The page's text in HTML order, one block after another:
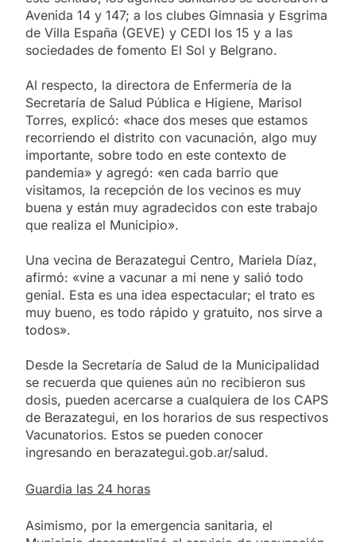
Avenida 14 y 147; a los clubes Gimnasia y Esgrima
de Villa España (GEVE) y CEDI los 15 y a las
sociedades de fomento El Sol y Belgrano.
Al respecto, la directora de Enfermería de la
Secretaría de Salud Pública e Higiene, Marisol
Torres, explicó: «hace dos meses que estamos
recorriendo el distrito con vacunación, algo muy
importante, sobre todo en este contexto de
pandemia» y agregó: «en cada barrio que
visitamos, la recepción de los vecinos es muy
buena y están muy agradecidos con este trabajo
que realiza el Municipio».
Una vecina de Berazategui Centro, Mariela Díaz,
afirmó: «vine a vacunar a mi nene y salió todo
genial. Esta es una idea espectacular; el trato es
muy bueno, es todo rápido y gratuito, nos sirve a
todos».
Desde la Secretaría de Salud de la Municipalidad
se recuerda que quienes aún no recibieron sus
dosis, pueden acercarse a cualquiera de los CAPS
de Berazategui, en los horarios de sus respectivos
Vacunatorios. Estos se pueden conocer
ingresando en berazategui.gob.ar/salud.
Guardia las 24 horas
Asimismo, por la emergencia sanitaria, el